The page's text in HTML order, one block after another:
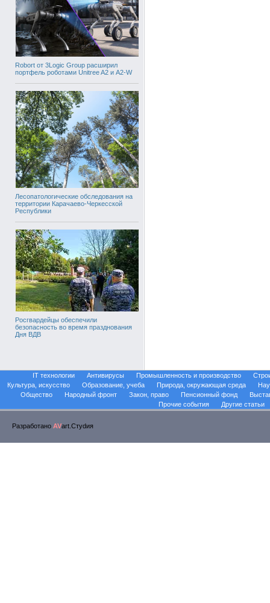
Robort от 3Logic Group расширил
портфель роботами Unitree A2 и A2-W
Лесопатологические обследования на
территории Карачаево-Черкесской
Республики
Росгвардейцы обеспечили
безопасность во время празднования
Дня ВДВ
IT технологии Антивирусы Промышленность и производство
Культура, искусство
Образование, учеба Природа, окружающая среда
Общество
Народный фронт Закон, право Пенсионный фонд
Прочие события
Другие статьи
Разработано AVart.Стуdия